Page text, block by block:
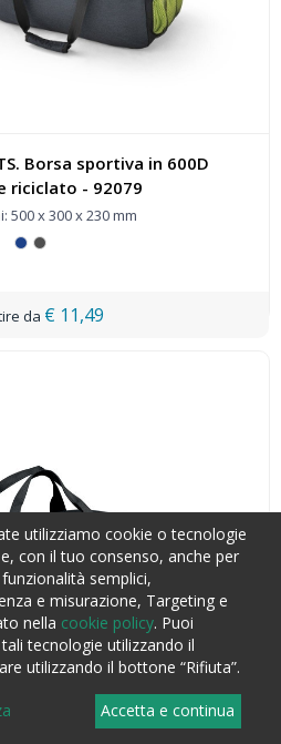
Borsa sportiva in 600D
riciclato - 92079
500 x 300 x 230 mm
€ 11,49
utilizziamo cookie o tecnologie
con il tuo consenso, anche per
semplici,
e misurazione, Targeting e
nella cookie policy. Puoi
tecnologie utilizzando il
utilizzando il bottone “Rifiuta”.
Accetta e continua